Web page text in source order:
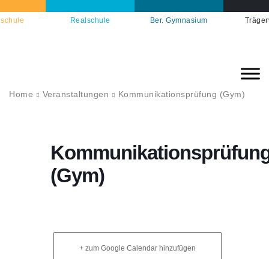
Realschule Ber. Gymnasium
Home Veranstaltungen Kommunikationsprüfung (Gym)
(Gym)
+ zum Google Calendar hinzufügen